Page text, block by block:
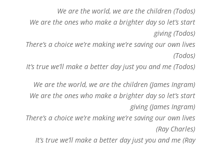
We are the world, we are the children (Todos)
We are the ones who make a brighter day so let’s start
giving (Todos)
There’s a choice we’re making we’re saving our own lives
(Todos)
It’s true we’ll make a better day just you and me (Todos)
We are the world, we are the children (James Ingram)
We are the ones who make a brighter day so let’s start
giving (James Ingram)
There’s a choice we’re making we’re saving our own lives
(Ray Charles)
It’s true we’ll make a better day just you and me (Ray